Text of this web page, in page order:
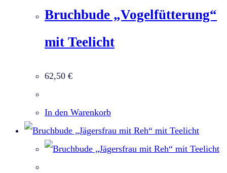
Bruchbude „Vogelfütterung“
mit Teelicht
62,50 €
In den Warenkorb